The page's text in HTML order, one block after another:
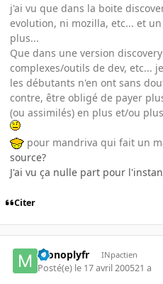
j'ai vu que dans la boite
evolution, ni mozilla, etc... et
plus...
Que dans une version
complexes/outils de dev, etc...
les débutants n'en ont sans
contre, être obligé de payer
(ou assimilés) en plus et/ou
pour mandriva qui fait un
source?
J'ai vu ça nulle part pour
Citer
monoplyfr INpactien
Posté(e) le 17 avril 200521 a